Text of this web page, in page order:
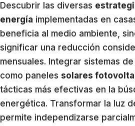
Descubrir las diversas
energía implementadas en
beneficia al medio ambiente,
significar una reducción
mensuales. Integrar sistemas
como paneles solares
tácticas más efectivas en la
energética. Transformar la luz
permite independizarse